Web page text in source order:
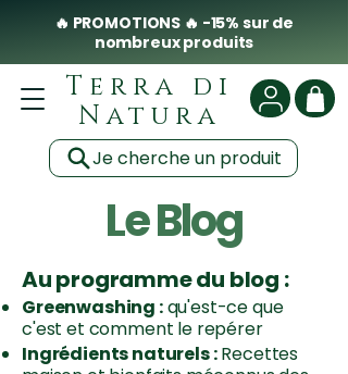
🔥 PROMOTIONS 🔥 -15% sur de
nombreux produits
Terra di
Natura
Je cherche un produit
Le Blog
Au programme du blog :
Greenwashing :qu'est-ce que
c'est et comment le repérer
Ingrédients naturels :Recettes